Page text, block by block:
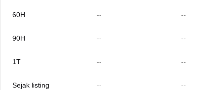
60H -- --
90H -- --
1T -- --
Sejak listing -- --